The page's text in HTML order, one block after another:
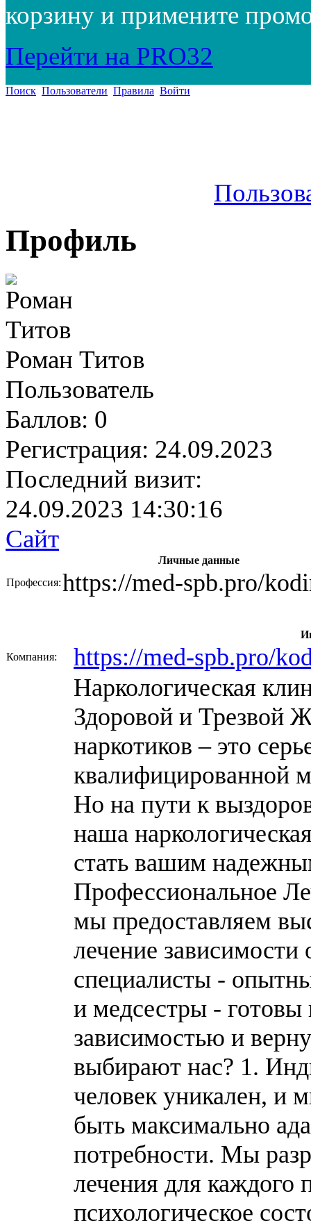
корзину и примените
Перейти на PRO32
Поиск Пользователи Правила Войти
Профиль
Роман Титов
Пользователь
Баллов: 0
Регистрация: 24.09.2023
Последний визит:
24.09.2023 14:30:16
Сайт
Личные данные
Профессия:https://med-spb.pro/
Компания:
https://med-spb.pro/
Наркологическая
Здоровой и Трезвой
наркотиков – это
квалифицированной
Но на пути к
наша
стать вашим
Профессиональное
мы предоставляем
лечение
специалисты -
и медсестры - готовы
зависимостью и
выбирают нас? 1.
человек уникален, и
быть максимально
потребности. Мы
лечения для каждого
психологическое